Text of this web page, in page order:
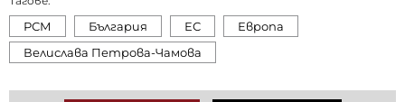
РСМ България ЕС
Европа
Велислава Петрова-Чамова